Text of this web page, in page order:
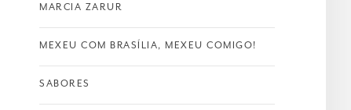
MARCIA ZARUR
MEXEU COM BRASÍLIA, MEXEU COMIGO!
SABORES